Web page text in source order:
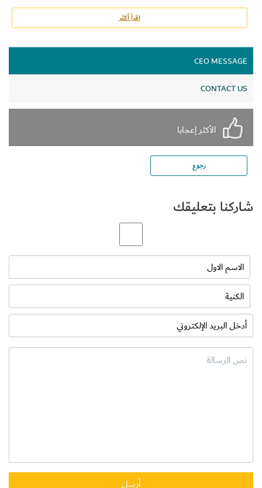
الشخصنة: تتعلق الشخصنة بتقديم تجربة فريدة لكل مستهلك عبر كل
نقطة اتصال وقناة تفاعل موجودة داخل المتجر، ويمكن أن تستند هذه
لسلوك الشراء، حيث أن الهدف النهائي من إضفاء الطابع الشخصي على
تجربة التسوق هو جعل المستهلك يشعر بأنه مميز ومرتبط بالعلامة
التجارية وسعيد.
وهنا ستتمكن متاجر البيع بالتجزئة في الوقت القريب من تقديم تجارب
بناءً على سلوك الشراء السابق للمستهلكين.
إليك شرحاً رائعاً لشخصنة التجارب في المتجر وبعض الإحصاءات:
اقرأ أكثر
CEO MESSAGE
CONTACT US
الأكثر إعجابا
رجوع
شاركنا بتعليقك